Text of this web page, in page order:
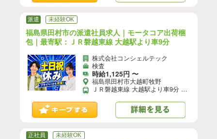
派遣 未経験OK
福島県田村市の派遣社員求人｜モータコア出荷梱
包｜最寄駅：ＪＲ磐越東線 大越駅より車9分
株式会社コンシェルテック
検査
時給1,125円 〜
福島県田村市大越町牧野
ＪＲ磐越東線 大越駅より車9分 【自動車通勤】可(無料駐車場あり)／【自転車通勤】可／※就業先により異なる可能性あり。応募時お問い合わせください。
正社員 未経験OK